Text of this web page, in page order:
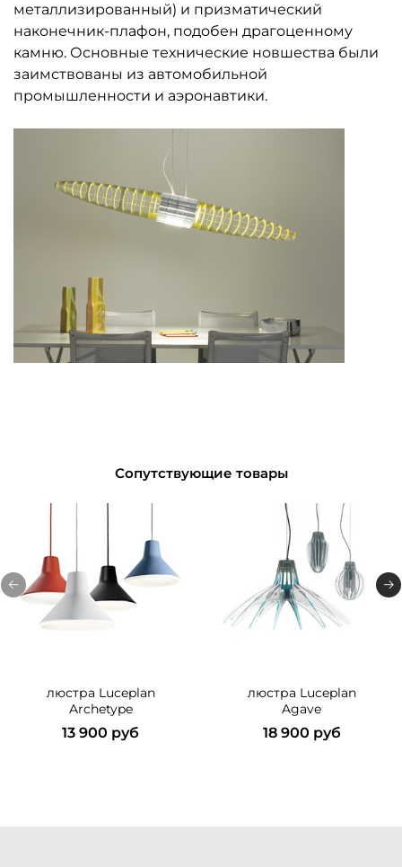
металлизированный) и призматический
наконечник-плафон, подобен драгоценному
камню. Основные технические новшества были
заимствованы из автомобильной
промышленности и аэронавтики.
Сопутствующие товары
люстра Luceplan
Archetype
13 900 руб
люстра Luceplan
Agave
18 900 руб